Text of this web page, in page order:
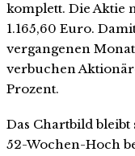
komplett. Die Aktie
1.165,60 Euro.
vergangenen
verbuchen
Prozent.
Das Chartbild
52-Wochen-Hoch